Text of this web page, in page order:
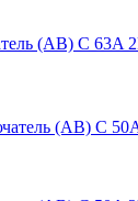
(АВ) C 63A